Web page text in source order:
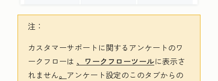
注：
カスタマーサポートに関するアンケートのワ
ークフローは 、ワークフローツールに表示さ
れません。 アンケート設定のこのタブからの